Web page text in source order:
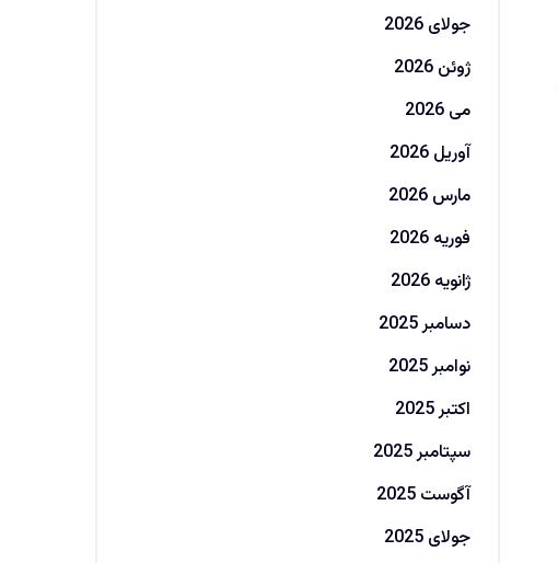
جولای 2026
ژوئن 2026
می 2026
آوریل 2026
مارس 2026
فوریه 2026
ژانویه 2026
دسامبر 2025
نوامبر 2025
اکتبر 2025
سپتامبر 2025
آگوست 2025
جولای 2025